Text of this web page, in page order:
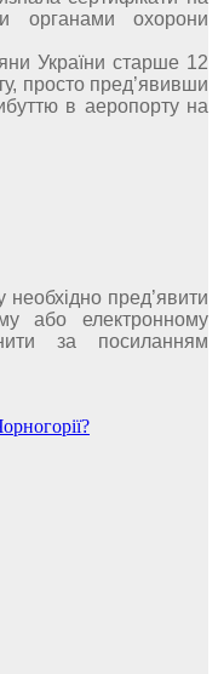
органами охорони
України старше 12
просто пред’явивши
в аеропорту на
необхідно пред’явити
або електронному
за посиланням